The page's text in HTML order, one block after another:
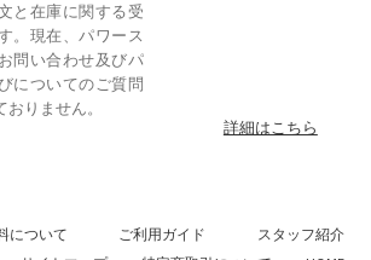
と在庫に関する受
。現在、パワース
問い合わせ及びパ
についてのご質問
りません。
詳細はこちら
について ご利用ガイド
スタッフ紹介